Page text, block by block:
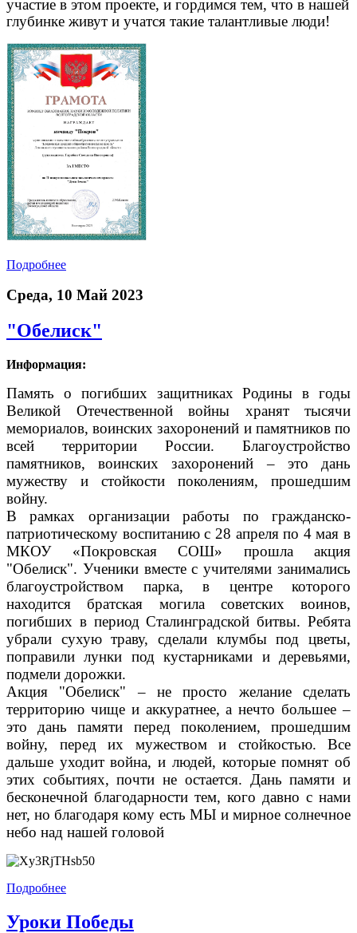
участие в этом проекте, и гордимся тем, что в нашей
глубинке живут и учатся такие талантливые люди!
Подробнее
Среда, 10 Май 2023
"Обелиск"
Информация:
Память о погибших защитниках Родины в годы
Великой Отечественной войны хранят тысячи
мемориалов, воинских захоронений и памятников по
всей территории России. Благоустройство
памятников, воинских захоронений – это дань
мужеству и стойкости поколениям, прошедшим
войну.
В рамках организации работы по гражданско-
патриотическому воспитанию с 28 апреля по 4 мая в
МКОУ «Покровская СОШ» прошла акция
"Обелиск". Ученики вместе с учителями занимались
благоустройством парка, в центре которого
находится братская могила советских воинов,
погибших в период Сталинградской битвы. Ребята
убрали сухую траву, сделали клумбы под цветы,
поправили лунки под кустарниками и деревьями,
подмели дорожки.
Акция "Обелиск" – не просто желание сделать
территорию чище и аккуратнее, а нечто большее –
это дань памяти перед поколением, прошедшим
войну, перед их мужеством и стойкостью. Все
дальше уходит война, и людей, которые помнят об
этих событиях, почти не остается. Дань памяти и
бесконечной благодарности тем, кого давно с нами
нет, но благодаря кому есть МЫ и мирное солнечное
небо над нашей головой
Подробнее
Уроки Победы